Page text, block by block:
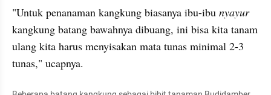
"Untuk penanaman kangkung biasanya ibu-ibu nyayur
kangkung batang bawahnya dibuang, ini bisa kita tanam
ulang kita harus menyisakan mata tunas minimal 2-3
tunas," ucapnya.